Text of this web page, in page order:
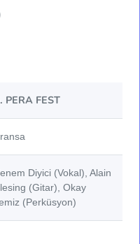
PERA FEST
Diyici (Vokal), Alain
(Gitar), Okay
(Perküsyon)